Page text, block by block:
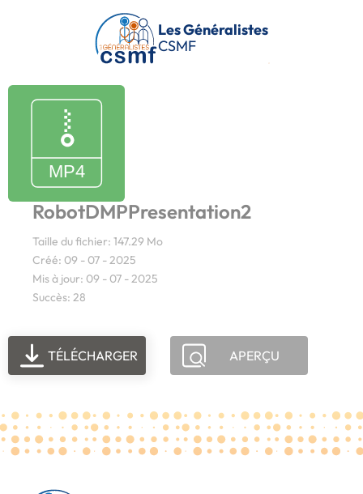
Passer au contenu principal
Les Généralistes
CSMF
RobotDMPPresentation2
Taille du fichier: 147.29 Mo
Créé: 09 - 07 - 2025
Mis à jour: 09 - 07 - 2025
Succès: 28
TÉLÉCHARGER APERÇU